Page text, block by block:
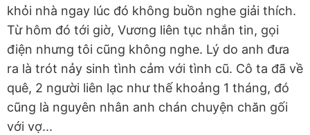
khỏi nhà ngay lúc đó không buồn nghe giải thích.
Từ hôm đó tới giờ, Vương liên tục nhắn tin, gọi
điện nhưng tôi cũng không nghe. Lý do anh đưa
ra là trót nảy sinh tình cảm với tình cũ. Cô ta đã về
quê, 2 người liên lạc như thế khoảng 1 tháng, đó
cũng là nguyên nhân anh chán chuyện chăn gối
với vợ...